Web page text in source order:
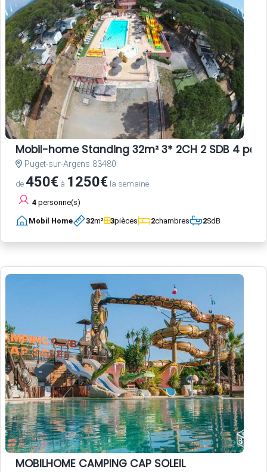
Mobil-home Standing 32m² 3* 2CH 2 SDB 4
Puget-sur-Argens 83480
de450€ à 1250€ la semaine
4 personne(s)
Mobil Home 32m² 3pièces 2chambres 2SdB
MOBILHOME CAMPING CAP SOLEIL